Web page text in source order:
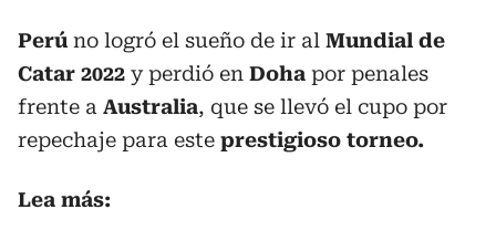
Perú no logró el sueño de ir al Mundial de
Catar 2022 y perdió en Doha por penales
frente a Australia, que se llevó el cupo por
repechaje para este prestigioso torneo.
Lea más: